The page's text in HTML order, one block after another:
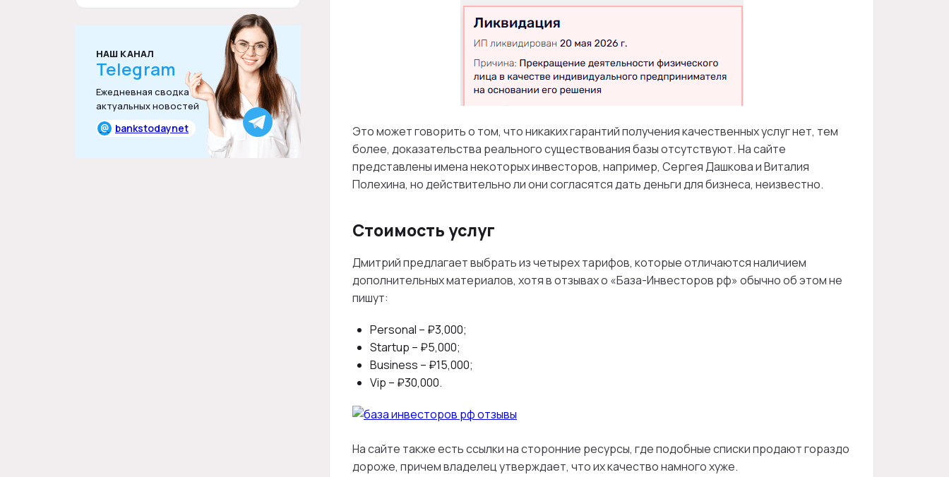
НАШ КАНАЛ
Telegram
Ежедневная сводка
актуальных новостей
@ bankstodaynet
Это может говорить о том, что никаких гарантий получения качественных услуг нет, тем
более, доказательства реального существования базы отсутствуют. На сайте
представлены имена некоторых инвесторов, например, Сергея Дашкова и Виталия
Полехина, но действительно ли они согласятся дать деньги для бизнеса, неизвестно.
Стоимость услуг
Дмитрий предлагает выбрать из четырех тарифов, которые отличаются наличием
дополнительных материалов, хотя в отзывах о «База-Инвесторов рф» обычно об этом не
пишут:
Personal – ₽3,000;
Startup – ₽5,000;
Business – ₽15,000;
Vip – ₽30,000.
На сайте также есть ссылки на сторонние ресурсы, где подобные списки продают гораздо
дороже, причем владелец утверждает, что их качество намного хуже.